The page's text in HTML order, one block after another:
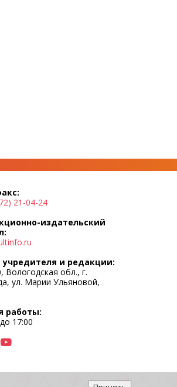
21-04-24
издательский
учредителя и редакции:
Вологодская обл., г.
ул. Марии Ульяновой,
работы:
17:00